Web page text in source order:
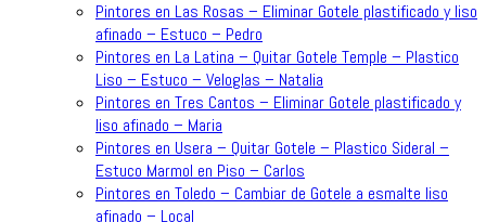
Pintores en Las Rosas – Eliminar Gotele plastificado y liso
afinado – Estuco – Pedro
Pintores en La Latina – Quitar Gotele Temple – Plastico
Liso – Estuco – Veloglas – Natalia
Pintores en Tres Cantos – Eliminar Gotele plastificado y
liso afinado – Maria
Pintores en Usera – Quitar Gotele – Plastico Sideral –
Estuco Marmol en Piso – Carlos
Pintores en Toledo – Cambiar de Gotele a esmalte liso
afinado – Local